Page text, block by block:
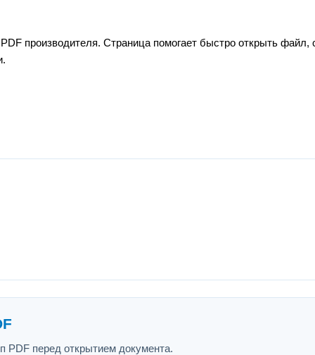
производителя. Страница помогает быстро открыть
PDF перед открытием документа.